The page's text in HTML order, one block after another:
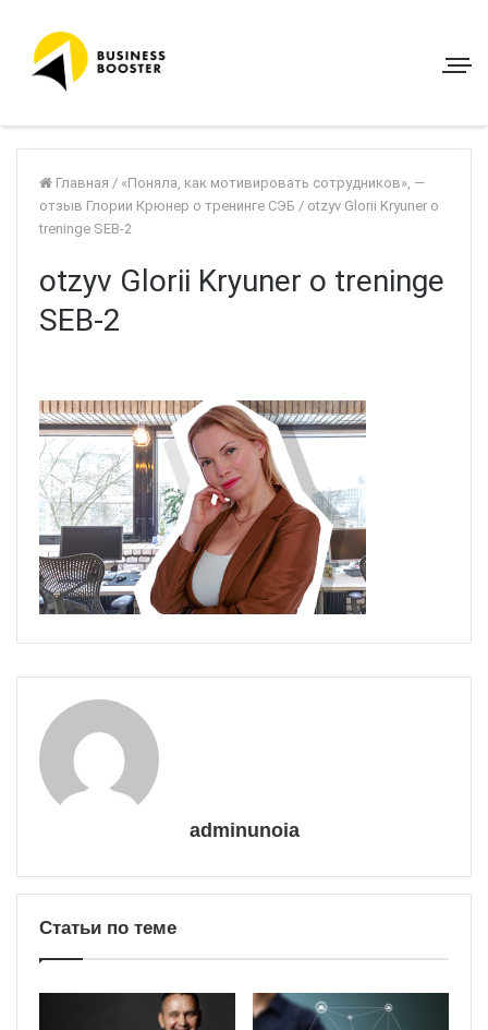
Главная / «Поняла, как мотивировать сотрудников», —
отзыв Глории Крюнер о тренинге СЭБ / otzyv Glorii Kryuner o
treninge SEB-2
otzyv Glorii Kryuner o treninge
SEB-2
adminunoia
Статьи по теме